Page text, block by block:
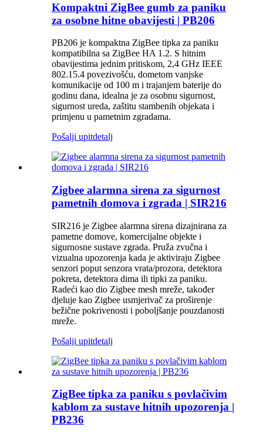
Kompaktni ZigBee gumb za paniku
za osobne hitne obavijesti | PB206
PB206 je kompaktna ZigBee tipka za paniku
kompatibilna sa ZigBee HA 1.2. S hitnim
obavijestima jednim pritiskom, 2,4 GHz IEEE
802.15.4 povezivošću, dometom vanjske
komunikacije od 100 m i trajanjem baterije do
godinu dana, idealna je za osobnu sigurnost,
sigurnost ureda, zaštitu stambenih objekata i
primjenu u pametnim zgradama.
Pošalji upitdetalj
Zigbee alarmna sirena za sigurnost
pametnih domova i zgrada | SIR216
SIR216 je Zigbee alarmna sirena dizajnirana za
pametne domove, komercijalne objekte i
sigurnosne sustave zgrada. Pruža zvučna i
vizualna upozorenja kada je aktiviraju Zigbee
senzori poput senzora vrata/prozora, detektora
pokreta, detektora dima ili tipki za paniku.
Radeći kao dio Zigbee mesh mreže, također
djeluje kao Zigbee usmjerivač za proširenje
bežične pokrivenosti i poboljšanje pouzdanosti
mreže.
Pošalji upitdetalj
ZigBee tipka za paniku s povlačivim
kablom za sustave hitnih upozorenja |
PB236